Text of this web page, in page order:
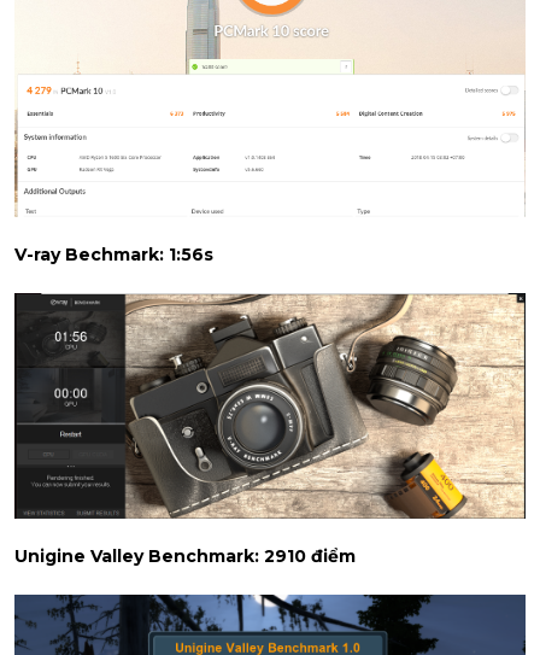
V-ray Bechmark: 1:56s
Unigine Valley Benchmark: 2910 điểm